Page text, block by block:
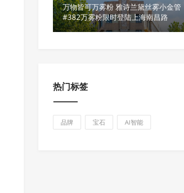
万物皆可万雾粉 雅诗兰黛丝雾小金管
#382万雾粉限时登陆上海南昌路
热门标签
品牌 宝石 AI智能